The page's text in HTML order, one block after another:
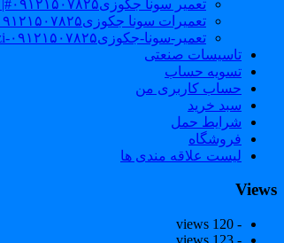
تعمیر سونا جکوزی۰۹۱۲۱۵۰۷۸۲۵#| Sauna | Jacuzzi
تعمیرات سونا جکوزی۰۹۱۲۱۵۰۷۸۲۵_تعمیر سونا بخار
تعمیر-سونا-جکوزی۰۹۱۲۱۵۰۷۸۲۵-sauna-jacuzzi
تاسیسات صنعتی
تسویه حساب
حساب کاربری من
سبد خرید
شرایط حمل
فروشگاه
لیست علاقه مندی ها
Views
- 120 views
- 123 views